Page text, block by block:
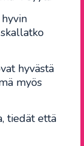
hyvästä
myös
tiedät että